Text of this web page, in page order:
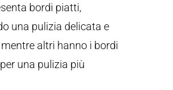
bordi piatti,
una pulizia delicata e
altri hanno i bordi
una pulizia più